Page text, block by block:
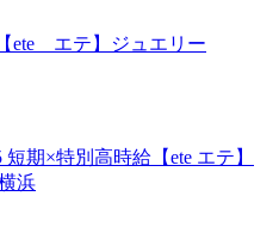
ete エテ】ジュエリー
期×特別高時給【ete エテ】
浜